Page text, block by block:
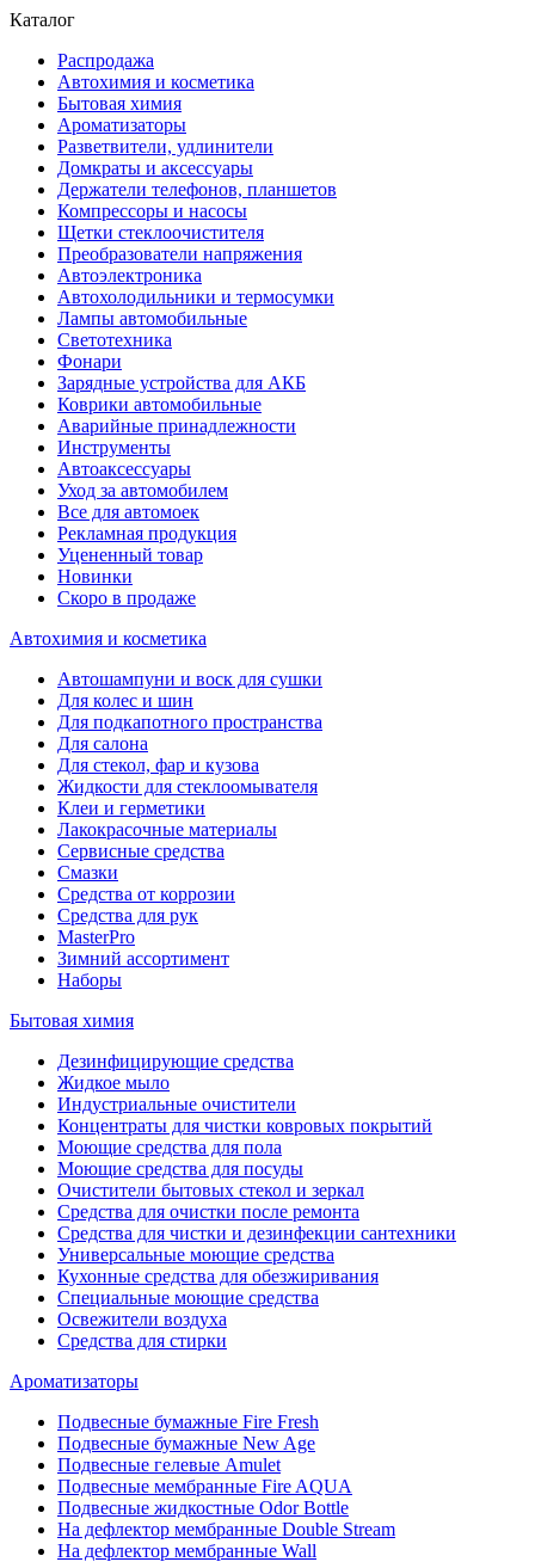
Каталог
Распродажа
Автохимия и косметика
Бытовая химия
Ароматизаторы
Разветвители, удлинители
Домкраты и аксессуары
Держатели телефонов, планшетов
Компрессоры и насосы
Щетки стеклоочистителя
Преобразователи напряжения
Автоэлектроника
Автохолодильники и термосумки
Лампы автомобильные
Светотехника
Фонари
Зарядные устройства для АКБ
Коврики автомобильные
Аварийные принадлежности
Инструменты
Автоаксессуары
Уход за автомобилем
Все для автомоек
Рекламная продукция
Уцененный товар
Новинки
Скоро в продаже
Автохимия и косметика
Автошампуни и воск для сушки
Для колес и шин
Для подкапотного пространства
Для салона
Для стекол, фар и кузова
Жидкости для стеклоомывателя
Клеи и герметики
Лакокрасочные материалы
Сервисные средства
Смазки
Средства от коррозии
Средства для рук
MasterPro
Зимний ассортимент
Наборы
Бытовая химия
Дезинфицирующие средства
Жидкое мыло
Индустриальные очистители
Концентраты для чистки ковровых покрытий
Моющие средства для пола
Моющие средства для посуды
Очистители бытовых стекол и зеркал
Средства для очистки после ремонта
Средства для чистки и дезинфекции сантехники
Универсальные моющие средства
Кухонные средства для обезжиривания
Специальные моющие средства
Освежители воздуха
Средства для стирки
Ароматизаторы
Подвесные бумажные Fire Fresh
Подвесные бумажные New Age
Подвесные гелевые Amulet
Подвесные мембранные Fire AQUA
Подвесные жидкостные Odor Bottle
На дефлектор мембранные Double Stream
На дефлектор мембранные Wall